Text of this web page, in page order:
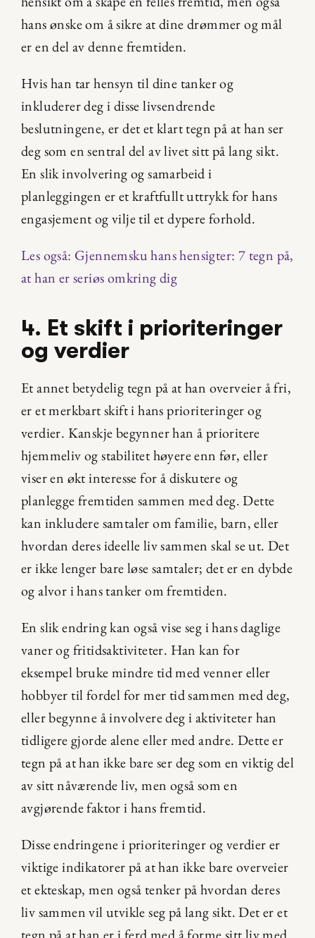
hans ønske om å sikre at dine drømmer og mål
er en del av denne fremtiden.
Hvis han tar hensyn til dine tanker og
inkluderer deg i disse livsendrende
beslutningene, er det et klart tegn på at han ser
deg som en sentral del av livet sitt på lang sikt.
En slik involvering og samarbeid i
planleggingen er et kraftfullt uttrykk for hans
engasjement og vilje til et dypere forhold.
Les også: Gjennemsku hans hensigter: 7 tegn på,
at han er seriøs omkring dig
4. Et skift i prioriteringer
og verdier
Et annet betydelig tegn på at han overveier å fri,
er et merkbart skift i hans prioriteringer og
verdier. Kanskje begynner han å prioritere
hjemmeliv og stabilitet høyere enn før, eller
viser en økt interesse for å diskutere og
planlegge fremtiden sammen med deg. Dette
kan inkludere samtaler om familie, barn, eller
hvordan deres ideelle liv sammen skal se ut. Det
er ikke lenger bare løse samtaler; det er en dybde
og alvor i hans tanker om fremtiden.
En slik endring kan også vise seg i hans daglige
vaner og fritidsaktiviteter. Han kan for
eksempel bruke mindre tid med venner eller
hobbyer til fordel for mer tid sammen med deg,
eller begynne å involvere deg i aktiviteter han
tidligere gjorde alene eller med andre. Dette er
tegn på at han ikke bare ser deg som en viktig del
av sitt nåværende liv, men også som en
avgjørende faktor i hans fremtid.
Disse endringene i prioriteringer og verdier er
viktige indikatorer på at han ikke bare overveier
et ekteskap, men også tenker på hvordan deres
liv sammen vil utvikle seg på lang sikt. Det er et